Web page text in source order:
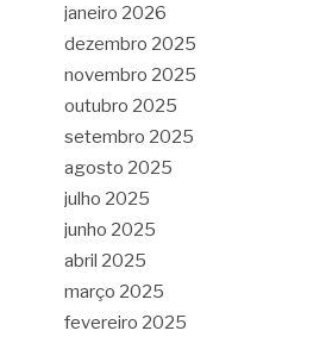
janeiro 2026
dezembro 2025
novembro 2025
outubro 2025
setembro 2025
agosto 2025
julho 2025
junho 2025
abril 2025
março 2025
fevereiro 2025